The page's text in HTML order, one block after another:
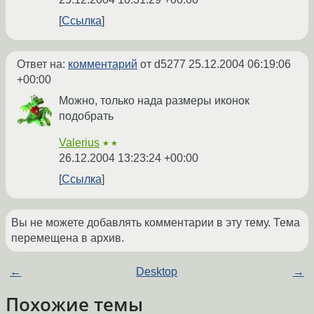
Ссылка
Ответ на: комментарий от d5277 25.12.2004 06:19:06
+00:00
Можно, только нада размеры иконок
подобрать
Valerius ★★
26.12.2004 13:23:24 +00:00
Ссылка
Вы не можете добавлять комментарии в эту тему. Тема
перемещена в архив.
← Desktop →
Похожие темы